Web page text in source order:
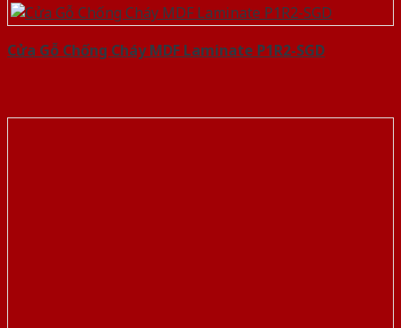
Cửa Gỗ Chống Cháy MDF Laminate P1R2-SGD